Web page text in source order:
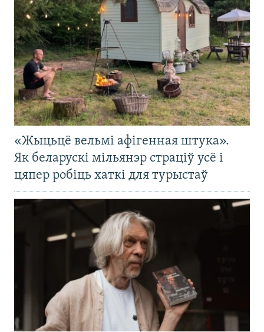
«Жыцьцё вельмі афігенная штука».
Як беларускі мільянэр страціў усё і
цяпер робіць хаткі для турыстаў